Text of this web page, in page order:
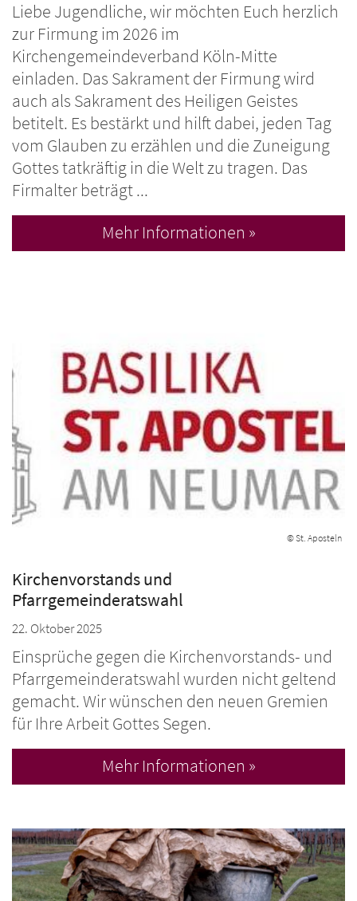
Liebe Jugendliche, wir möchten Euch herzlich
zur Firmung im 2026 im
Kirchengemeindeverband Köln-Mitte
einladen. Das Sakrament der Firmung wird
auch als Sakrament des Heiligen Geistes
betitelt. Es bestärkt und hilft dabei, jeden Tag
vom Glauben zu erzählen und die Zuneigung
Gottes tatkräftig in die Welt zu tragen. Das
Firmalter beträgt ...
Mehr Informationen »
© St. Aposteln
Kirchenvorstands und
Pfarrgemeinderatswahl
22. Oktober 2025
Einsprüche gegen die Kirchenvorstands- und
Pfarrgemeinderatswahl wurden nicht geltend
gemacht. Wir wünschen den neuen Gremien
für Ihre Arbeit Gottes Segen.
Mehr Informationen »